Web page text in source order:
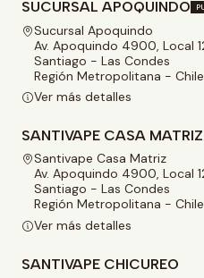
SUCURSAL APOQUINDO
Sucursal Apoquindo
Av. Apoquindo 4900, Local
Santiago - Las Condes
Región Metropolitana - Chile
Ver más detalles
SANTIVAPE CASA MATRIZ
Santivape Casa Matriz
Av. Apoquindo 4900, Local
Santiago - Las Condes
Región Metropolitana - Chile
Ver más detalles
SANTIVAPE CHICUREO